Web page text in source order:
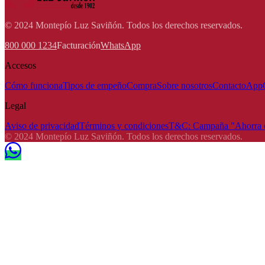
© 2024 Montepío Luz Saviñón. Todos los derechos reservados.
800 000 1234FacturaciónWhatsApp
Accesos
Cómo funcionaTipos de empeñoCompraSobre nosotrosContactoApp
Legal
Aviso de privacidadTérminos y condicionesT&C: Campaña "Ahorra
© 2024 Montepío Luz Saviñón. Todos los derechos reservados.